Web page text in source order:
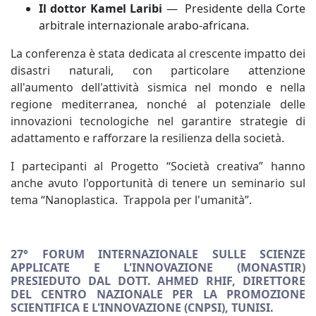
Il dottor Kamel Laribi — Presidente della Corte
arbitrale internazionale arabo-africana.
La conferenza è stata dedicata al crescente impatto dei
disastri naturali, con particolare attenzione
all'aumento dell'attività sismica nel mondo e nella
regione mediterranea, nonché al potenziale delle
innovazioni tecnologiche nel garantire strategie di
adattamento e rafforzare la resilienza della società.
I partecipanti al Progetto “Società creativa” hanno
anche avuto l'opportunità di tenere un seminario sul
tema “Nanoplastica. Trappola per l'umanità”.
27° FORUM INTERNAZIONALE SULLE SCIENZE
APPLICATE E L'INNOVAZIONE (MONASTIR)
PRESIEDUTO DAL DOTT. AHMED RHIF, DIRETTORE
DEL CENTRO NAZIONALE PER LA PROMOZIONE
SCIENTIFICA E L'INNOVAZIONE (CNPSI), TUNISI.